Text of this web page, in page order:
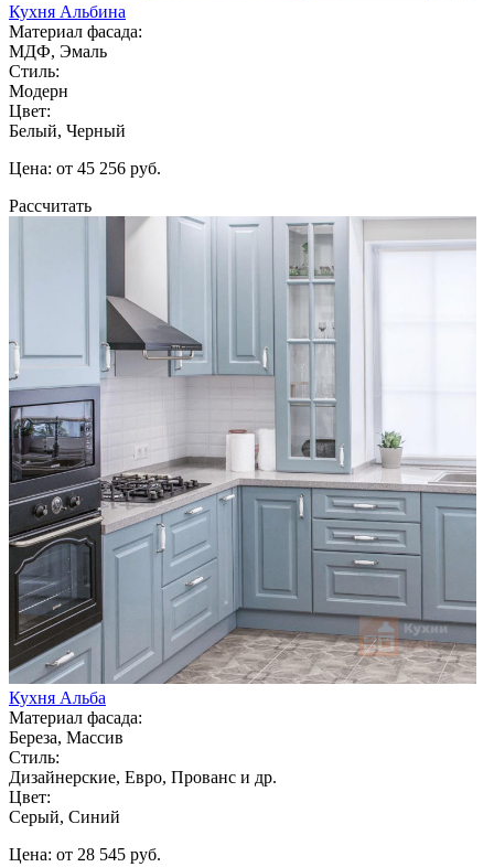
Кухня Альбина
Материал фасада:
МДФ, Эмаль
Стиль:
Модерн
Цвет:
Белый, Черный
Цена: от 45 256 руб.
Рассчитать
Кухня Альба
Материал фасада:
Береза, Массив
Стиль:
Дизайнерские, Евро, Прованс и др.
Цвет:
Серый, Синий
Цена: от 28 545 руб.